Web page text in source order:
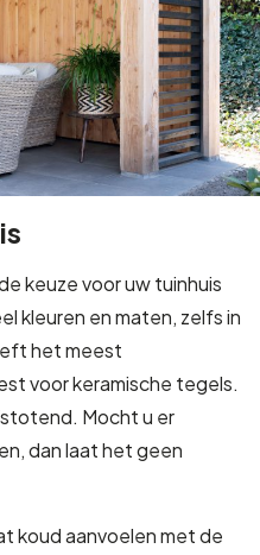
keuze voor uw tuinhuis
kleuren en maten, zelfs in
het meest
voor keramische tegels.
Mocht u er
dan laat het geen
koud aanvoelen met de